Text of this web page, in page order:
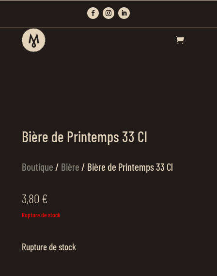
Bière de Printemps 33 Cl
Boutique / Bière / Bière de Printemps 33 Cl
3,80 €
Rupture de stock
Rupture de stock